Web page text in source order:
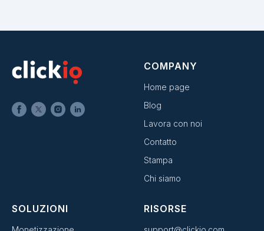
COMPANY
Home page
Blog
Lavora con noi
Contatto
Stampa
Chi siamo
SOLUZIONI RISORSE